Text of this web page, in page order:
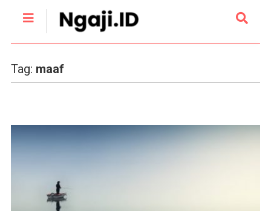
Tag: maaf